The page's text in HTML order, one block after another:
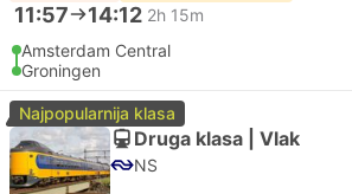
11:57 14:12 2h 15m
Amsterdam Central
Groningen
Najpopularnija klasa
Druga klasa | Vlak
NS